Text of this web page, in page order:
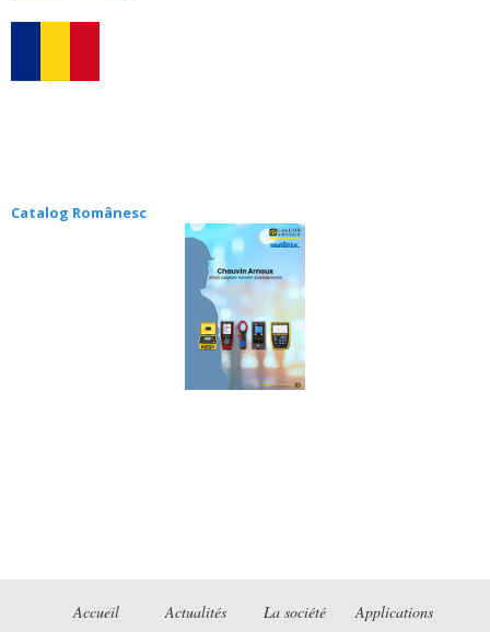
Catalog Românesc
Accueil Actualités La société Applications